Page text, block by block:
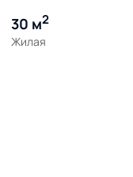
30 м2
Жилая